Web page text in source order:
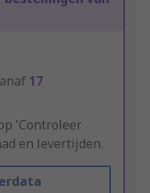
17
'Controleer
en levertijden.